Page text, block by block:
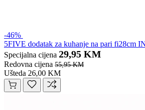
-46%
5FIVE dodatak za kuhanje na pari fi28cm
Specijalna cijena 29,95 KM
Redovna cijena 55,95 KM
Ušteda 26,00 KM